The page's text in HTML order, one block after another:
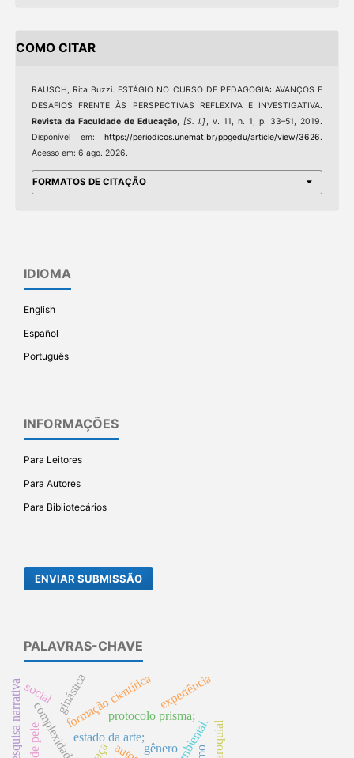
COMO CITAR
RAUSCH, Rita Buzzi. ESTÁGIO NO CURSO DE PEDAGOGIA: AVANÇOS E
DESAFIOS FRENTE ÀS PERSPECTIVAS REFLEXIVA E INVESTIGATIVA.
Revista da Faculdade de Educação,[S. l.], v. 11, n. 1, p. 33–51, 2019.
Disponível em: https://periodicos.unemat.br/ppgedu/article/view/3626.
Acesso em: 6 ago. 2026.
FORMATOS DE CITAÇÃO
IDIOMA
English
Español
Português
INFORMAÇÕES
Para Leitores
Para Autores
Para Bibliotecários
ENVIAR SUBMISSÃO
PALAVRAS-CHAVE
estado da arte;
protocolo prisma;
complexidadeformação científica
ginástica
gênero
raça
pesquisa narrativa experiência
social